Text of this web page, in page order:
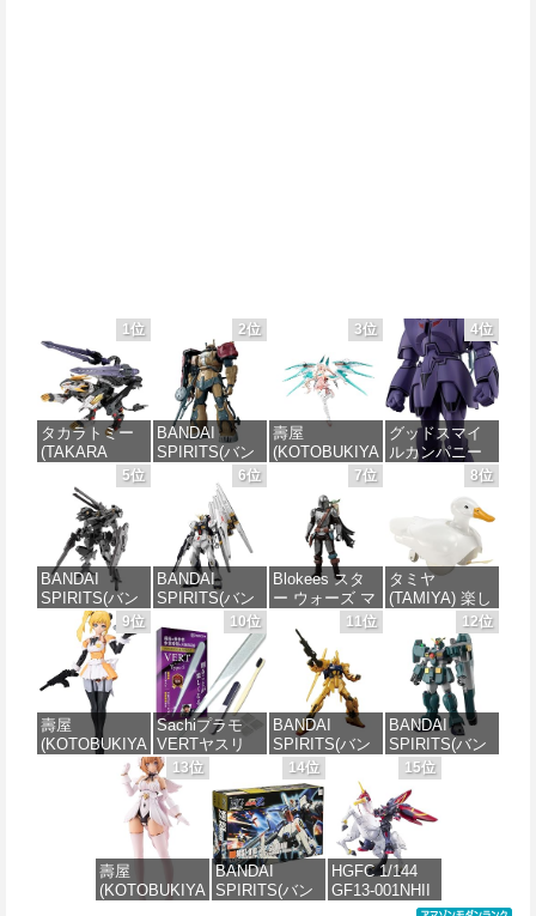
1位
タカラトミー
(TAKARA
SPARK
REALIZE
MODEL リアラ
イズモデル
ZOIDS ゾイド
RMZ-025 ライ
ガーゼロファ
ルコン (ZBF)
色分け済み プ
ラキット
価格：¥8,336
2位
BANDAI
SPIRITS(バン
ダイスピリッ
ツ) HG 機動戦
士ガンダム 復
讐のレクイエ
ム ザクⅡ F型
ソラリ機 (復讐
のレクイエム)
1/144スケール
色分け済みプ
ラモデル
価格：¥2,700
3位
壽屋
(KOTOBUKIYA
) メガミデバイ
ス デザイアメ
イデン レイダ
ー シュガーグ
レイズ 全高約
180mm 1/1ス
ケール プラモ
デル
価格：¥6,239
4位
グッドスマイ
ルカンパニー
MODEROID マ
ノン・ガーデ
ィアン 組み立
て式プラモデ
ル ノンスケー
ル 全高約
170mm
価格：¥7,656
5位
BANDAI
SPIRITS(バン
ダイ スピリッ
ツ) 30MM
xEXM-000 ゼ
ノヴァルト
1/144スケール
色分け済みプ
ラモデル
価格：¥2,813
6位
BANDAI
SPIRITS(バン
ダイ スピリッ
ツ) RG 機動戦
士ガンダム 逆
襲のシャア νガ
ンダム 1/144ス
ケール 色分け
済みプラモデ
ル
価格：¥5,400
7位
Blokees スタ
ー ウォーズ マ
ンダロリアン&
グローグー
CC05 ディン
ジャリン&グロ
ーグー ABS樹
脂&PVC製 組
み立て式プラ
スチックモデ
価格：¥4,385
8位
タミヤ
(TAMIYA) 楽し
い工作シリー
ズ No.257 歩い
て泳ぐアヒル
工作セット
70257
価格：¥2,189
9位
壽屋
(KOTOBUKIYA
) 無限邂逅メガ
ロマリア スタ
140mm ノンス
ケール プラモ
価格：¥8,566
10位
Sachiプラモ
VERTヤスリ
Type-S 【プロ
モデラー共同
開発】 超極細
ガラスヤスリ
５点セット ガ
ンプラ プラモ
デル ゲート処
理 模型 フィギ
11位
BANDAI
SPIRITS(バン
ダイ スピリッ
ツ) HGUC 200
機動戦士Zガン
ダム 百式
1/144スケール
色分け済みプ
ラモデル
12位
BANDAI
SPIRITS(バン
ダイ スピリッ
ツ) HG 機動新
世紀ガンダムX
ガンダムレオ
パルド 1/144ス
ケール 色分け
済みプラモデ
ル
13位
壽屋
(KOTOBUKIYA
14位
BANDAI
SPIRITS(バン
15位
HGFC 1/144
GF13-001NHII
マスターガン